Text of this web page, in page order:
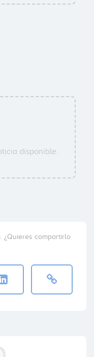
disponible.
¿Quieres compartirlo